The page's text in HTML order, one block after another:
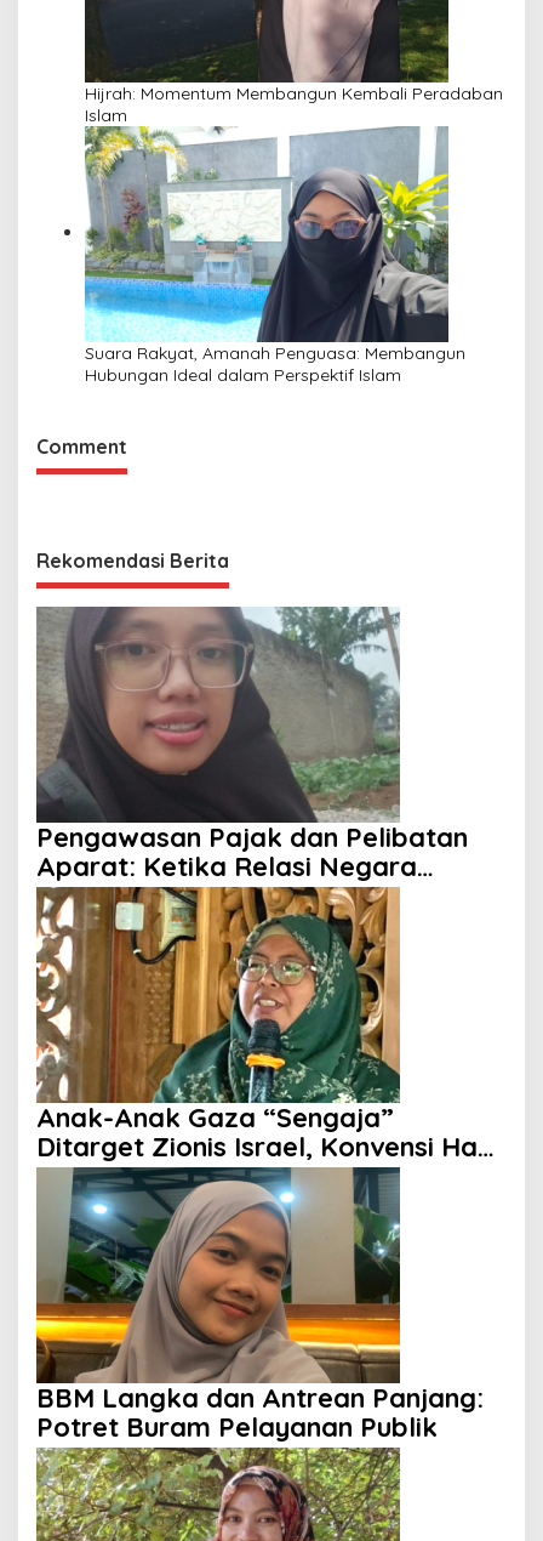
Hijrah: Momentum Membangun Kembali Peradaban
Islam
Suara Rakyat, Amanah Penguasa: Membangun
Hubungan Ideal dalam Perspektif Islam
Comment
Rekomendasi Berita
Pengawasan Pajak dan Pelibatan
Aparat: Ketika Relasi Negara
dengan Rakyat Dipertanyakan
Anak-Anak Gaza “Sengaja”
Ditarget Zionis Israel, Konvensi Hak
Anak Tak Berdaya
BBM Langka dan Antrean Panjang:
Potret Buram Pelayanan Publik